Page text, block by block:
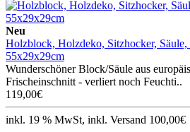
Neu
Holzblock, Holzdeko, Sitzhocker,
55x29x29cm
Wunderschöner Block/Säule aus
Frischeinschnitt - verliert noch Feuchti..
119,00€
inkl. 19 % MwSt, inkl. Versand 100,00€